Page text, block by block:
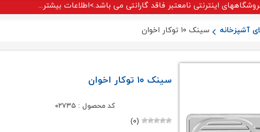
اینترنتی نامعتبر فاقد گارانتی می باشد.>اطلاعات بیشتر...
آشپزخانه سینک ۱۰ توکار اخوان
سینک ۱۰ توکار اخوان
کد محصول : ۰۲۷۳۵
(۰)